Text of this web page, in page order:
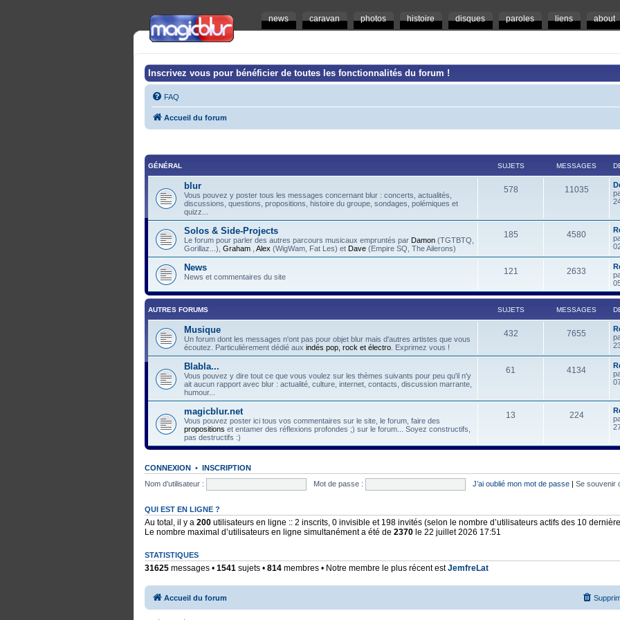
news caravan photos histoire disques paroles liens about
Inscrivez vous pour bénéficier de toutes les fonctionnalités du forum !
FAQ
Accueil du forum
GÉNÉRAL SUJETS MESSAGES
blur
Vous pouvez y poster tous les messages concernant blur : concerts, actualités,
discussions, questions, propositions, histoire du groupe, sondages, polémiques et
quizz...
578 11035
Solos & Side-Projects
Le forum pour parler des autres parcours musicaux empruntés par Damon (TGTBTQ,
Gorillaz...), Graham Alex (WigWam, Fat Les) et Dave (Empire SQ, The Ailerons)
185 4580
News
News et commentaires du site
121 2633
AUTRES FORUMS SUJETS MESSAGES
Musique
Un forum dont les messages n'ont pas pour objet blur mais d'autres artistes que vous
écoutez. Particulièrement dédié aux indés pop, rock et électro . Exprimez vous !
432 7655
Blabla...
Vous pouvez y dire tout ce que vous voulez sur les thèmes suivants pour peu qu'il n'y
ait aucun rapport avec blur : actualité, culture, internet, contacts, discussion marrante,
humour...
61 4134
magicblur.net
Vous pouvez poster ici tous vos commentaires sur le site, le forum, faire des
propositions et entamer des réflexions profondes ;) sur le forum... Soyez constructifs,
pas destructifs :)
13 224
CONNEXION • INSCRIPTION
Nom d’utilisateur :
Mot de passe : J’ai oublié mon mot de passe | Se souvenir
QUI EST EN LIGNE ?
Au total, il y a 200 utilisateurs en ligne :: 2 inscrits, 0 invisible et 198 invités (selon le nombre d’utilisateurs actifs des 10
Le nombre maximal d’utilisateurs en ligne simultanément a été de 2370 le 22 juillet 2026 17:51
STATISTIQUES
31625 messages • 1541 sujets • 814 membres • Notre membre le plus récent estJemfreLat
Accueil du forum